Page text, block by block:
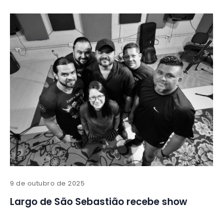
9 de outubro de 2025
Largo de São Sebastião recebe show